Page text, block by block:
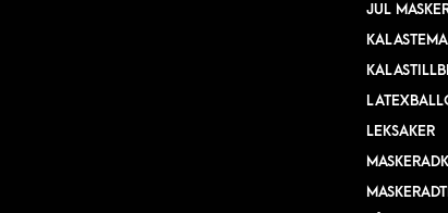
JUL
LEKSAKER